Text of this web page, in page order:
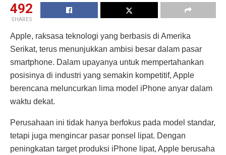
492
SHARES
Apple, raksasa teknologi yang berbasis di Amerika
Serikat, terus menunjukkan ambisi besar dalam pasar
smartphone. Dalam upayanya untuk mempertahankan
posisinya di industri yang semakin kompetitif, Apple
berencana meluncurkan lima model iPhone anyar dalam
waktu dekat.
Perusahaan ini tidak hanya berfokus pada model standar,
tetapi juga mengincar pasar ponsel lipat. Dengan
peningkatan target produksi iPhone lipat, Apple berusaha